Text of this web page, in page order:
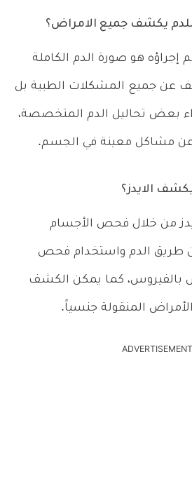
يكشف جميع الامراض؟
إجراؤه هو صورة الدم الكاملة
عن جميع المشكلات الطبية بل
بعض تحاليل الدم المتخصصة،
مشاكل معينة في الجسم.
الايدز؟
من خلال فحص الأجسام
طريق الدم واستخدام فحص
بالفيروس، كما يمكن الكشف
المنقولة جنسياً.
ADVERTISEMENT